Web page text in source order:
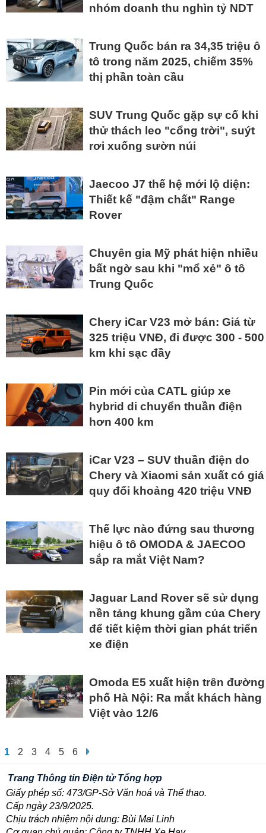
nhóm doanh thu nghìn tỷ NDT
Trung Quốc bán ra 34,35 triệu ô
tô trong năm 2025, chiếm 35%
thị phần toàn cầu
SUV Trung Quốc gặp sự cố khi
thử thách leo "cổng trời", suýt
rơi xuống sườn núi
Jaecoo J7 thế hệ mới lộ diện:
Thiết kế "đậm chất" Range
Rover
Chuyên gia Mỹ phát hiện nhiều
bất ngờ sau khi "mổ xẻ" ô tô
Trung Quốc
Chery iCar V23 mở bán: Giá từ
325 triệu VNĐ, đi được 300 - 500
km khi sạc đầy
Pin mới của CATL giúp xe
hybrid di chuyển thuần điện
hơn 400 km
iCar V23 – SUV thuần điện do
Chery và Xiaomi sản xuất có giá
quy đổi khoảng 420 triệu VNĐ
Thế lực nào đứng sau thương
hiệu ô tô OMODA & JAECOO
sắp ra mắt Việt Nam?
Jaguar Land Rover sẽ sử dụng
nền tảng khung gầm của Chery
để tiết kiệm thời gian phát triển
xe điện
Omoda E5 xuất hiện trên đường
phố Hà Nội: Ra mắt khách hàng
Việt vào 12/6
1 2 3 4 5 6
Trang Thông tin Điện tử Tổng hợp
Giấy phép số: 473/GP-Sở Văn hoá và Thể thao.
Cấp ngày 23/9/2025.
Chịu trách nhiệm nội dung: Bùi Mai Linh